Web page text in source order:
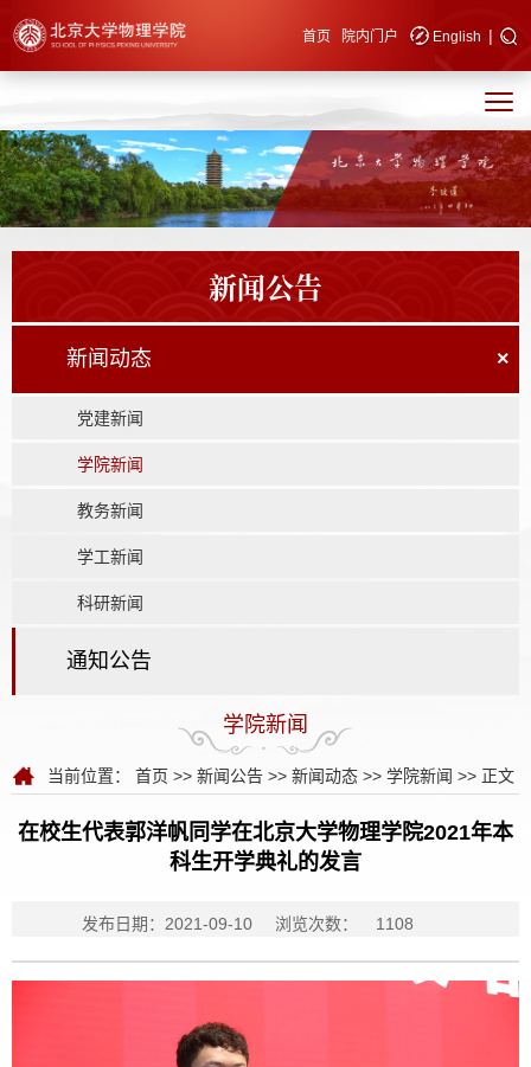
快速导航 首页 院内门户 English |
新闻公告
新闻动态 ×
党建新闻
学院新闻
教务新闻
学工新闻
科研新闻
通知公告
学院新闻
当前位置： 首页 >> 新闻公告 >> 新闻动态 >> 学院新闻 >> 正文
在校生代表郭洋帆同学在北京大学物理学院2021年本
科生开学典礼的发言
发布日期：2021-09-10 浏览次数： 1108